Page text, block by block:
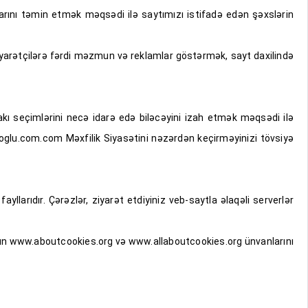
təmin etmək məqsədi ilə saytımızı istifadə edən şəxslərin
fərdi məzmun və reklamlar göstərmək, sayt daxilində
seçimlərini necə idarə edə biləcəyini izah etmək məqsədi ilə
Məxfilik Siyasətini nəzərdən keçirməyinizi tövsiyə
Çərəzlər, ziyarət etdiyiniz veb-saytla əlaqəli serverlər
və www.allaboutcookies.org ünvanlarını